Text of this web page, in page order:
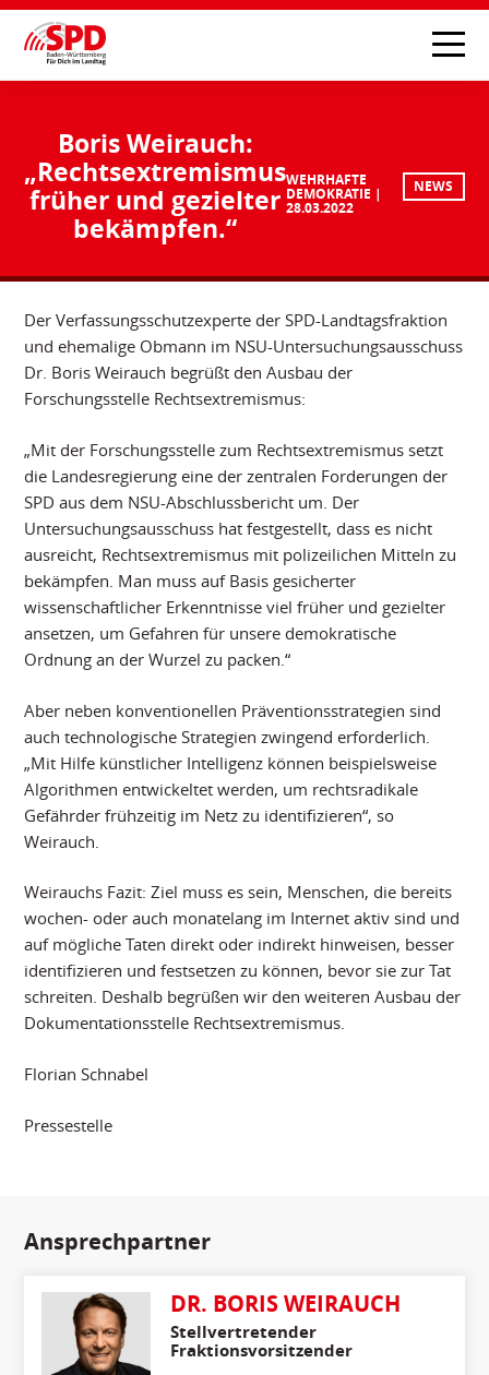
Boris Weirauch:
„Rechtsextremismus
früher und gezielter
bekämpfen.“
WEHRHAFTE
DEMOKRATIE
28.03.2022
NEWS
Der Verfassungsschutzexperte der SPD-Landtagsfraktion
und ehemalige Obmann im NSU-Untersuchungsausschuss
Dr. Boris Weirauch begrüßt den Ausbau der
Forschungsstelle Rechtsextremismus:
„Mit der Forschungsstelle zum Rechtsextremismus setzt
die Landesregierung eine der zentralen Forderungen der
SPD aus dem NSU-Abschlussbericht um. Der
Untersuchungsausschuss hat festgestellt, dass es nicht
ausreicht, Rechtsextremismus mit polizeilichen Mitteln zu
bekämpfen. Man muss auf Basis gesicherter
wissenschaftlicher Erkenntnisse viel früher und gezielter
ansetzen, um Gefahren für unsere demokratische
Ordnung an der Wurzel zu packen.“
Aber neben konventionellen Präventionsstrategien sind
auch technologische Strategien zwingend erforderlich.
„Mit Hilfe künstlicher Intelligenz können beispielsweise
Algorithmen entwickeltet werden, um rechtsradikale
Gefährder frühzeitig im Netz zu identifizieren“, so
Weirauch.
Weirauchs Fazit: Ziel muss es sein, Menschen, die bereits
wochen- oder auch monatelang im Internet aktiv sind und
auf mögliche Taten direkt oder indirekt hinweisen, besser
identifizieren und festsetzen zu können, bevor sie zur Tat
schreiten. Deshalb begrüßen wir den weiteren Ausbau der
Dokumentationsstelle Rechtsextremismus.
Florian Schnabel
Pressestelle
Ansprechpartner
DR. BORIS WEIRAUCH
Stellvertretender
Fraktionsvorsitzender